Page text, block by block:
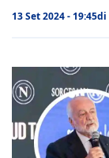
13 Set 2024 - 19:45di